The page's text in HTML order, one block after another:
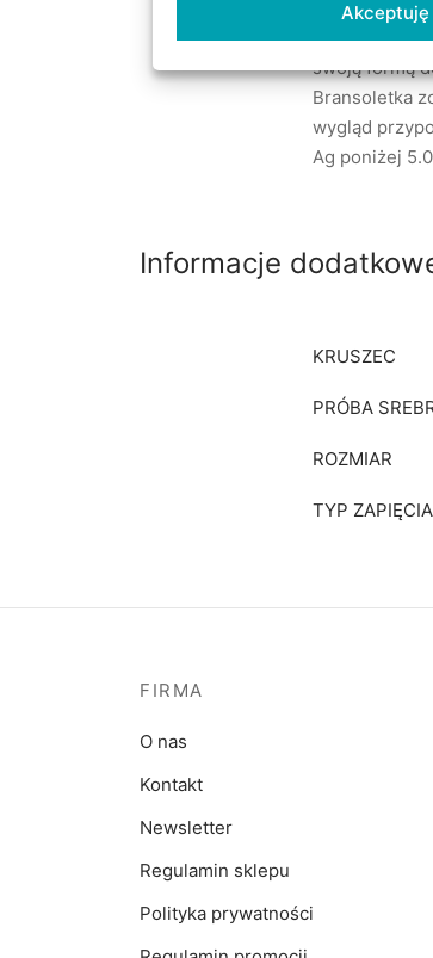
Akceptuję
Bransoletka
swoją formą
Bransoletka
wygląd
Ag poniżej
Informacje
KRUSZEC
PRÓBA
ROZMIAR
TYP ZAPIĘCIA
FIRMA
O nas
Kontakt
Newsletter
Regulamin sklepu
Polityka prywatności